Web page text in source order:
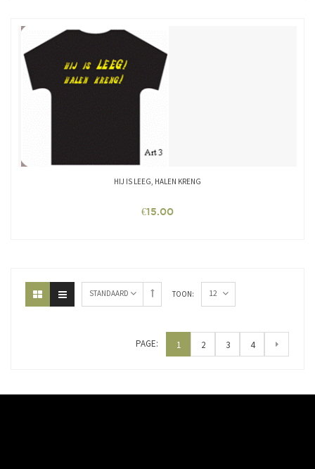
HIJ IS LEEG, HALEN KRENG
€15.00
STANDAARD TOON: 12
PAGE: 1 2 3 4